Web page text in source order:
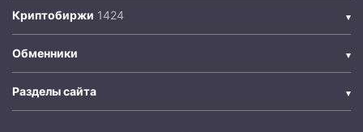
Криптобиржи
Обменники
Разделы сайта